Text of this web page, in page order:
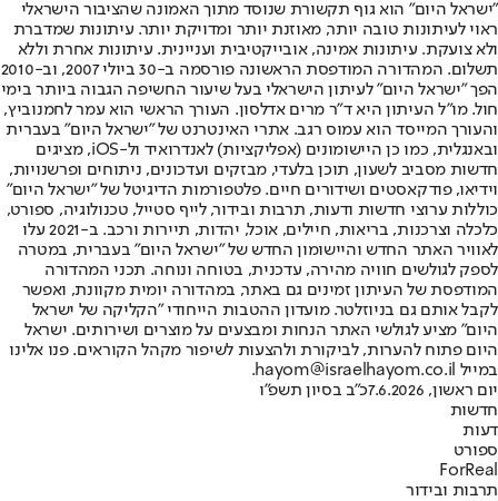
"ישראל היום" הוא גוף תקשורת שנוסד מתוך האמונה שהציבור הישראלי
ראוי לעיתונות טובה יותר, מאוזנת יותר ומדויקת יותר. עיתונות שמדברת
ולא צועקת. עיתונות אמינה, אובייקטיבית ועניינית. עיתונות אחרת וללא
תשלום. המהדורה המודפסת הראשונה פורסמה ב-30 ביולי 2007, וב-2010
הפך "ישראל היום" לעיתון הישראלי בעל שיעור החשיפה הגבוה ביותר בימי
חול. מו"ל העיתון היא ד"ר מרים אדלסון. העורך הראשי הוא עמר לחמנוביץ,
והעורך המייסד הוא עמוס רגב. אתרי האינטרנט של "ישראל היום" בעברית
ובאנגלית, כמו כן היישומונים (אפליקציות) לאנדרואיד ול-iOS, מציגים
חדשות מסביב לשעון, תוכן בלעדי, מבזקים ועדכונים, ניתוחים ופרשנויות,
וידיאו, פודקאסטים ושידורים חיים. פלטפורמות הדיגיטל של "ישראל היום"
כוללות ערוצי חדשות ודעות, תרבות ובידור, לייף סטייל, טכנולוגיה, ספורט,
כלכלה וצרכנות, בריאות, חיילים, אוכל, יהדות, תיירות ורכב. ב-2021 עלו
לאוויר האתר החדש והיישומון החדש של "ישראל היום" בעברית, במטרה
לספק לגולשים חוויה מהירה, עדכנית, בטוחה ונוחה. תכני המהדורה
המודפסת של העיתון זמינים גם באתר, במהדורה יומית מקוונת, ואפשר
לקבל אותם גם בניוזלטר. מועדון ההטבות הייחודי "הקליקה של ישראל
היום" מציע לגולשי האתר הנחות ומבצעים על מוצרים ושירותים. ישראל
היום פתוח להערות, לביקורת ולהצעות לשיפור מקהל הקוראים. פנו אלינו
במייל hayom@israelhayom.co.il.
יום ראשון, 7.6.2026
כ"ב בסיון תשפ"ו
חדשות
דעות
ספורט
ForReal
תרבות ובידור